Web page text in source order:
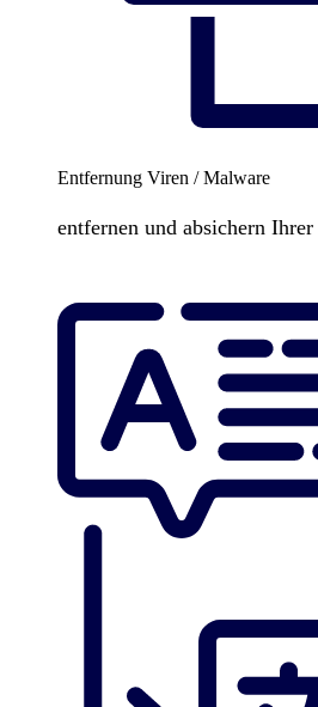
Entfernung Viren / Malware
entfernen und absichern